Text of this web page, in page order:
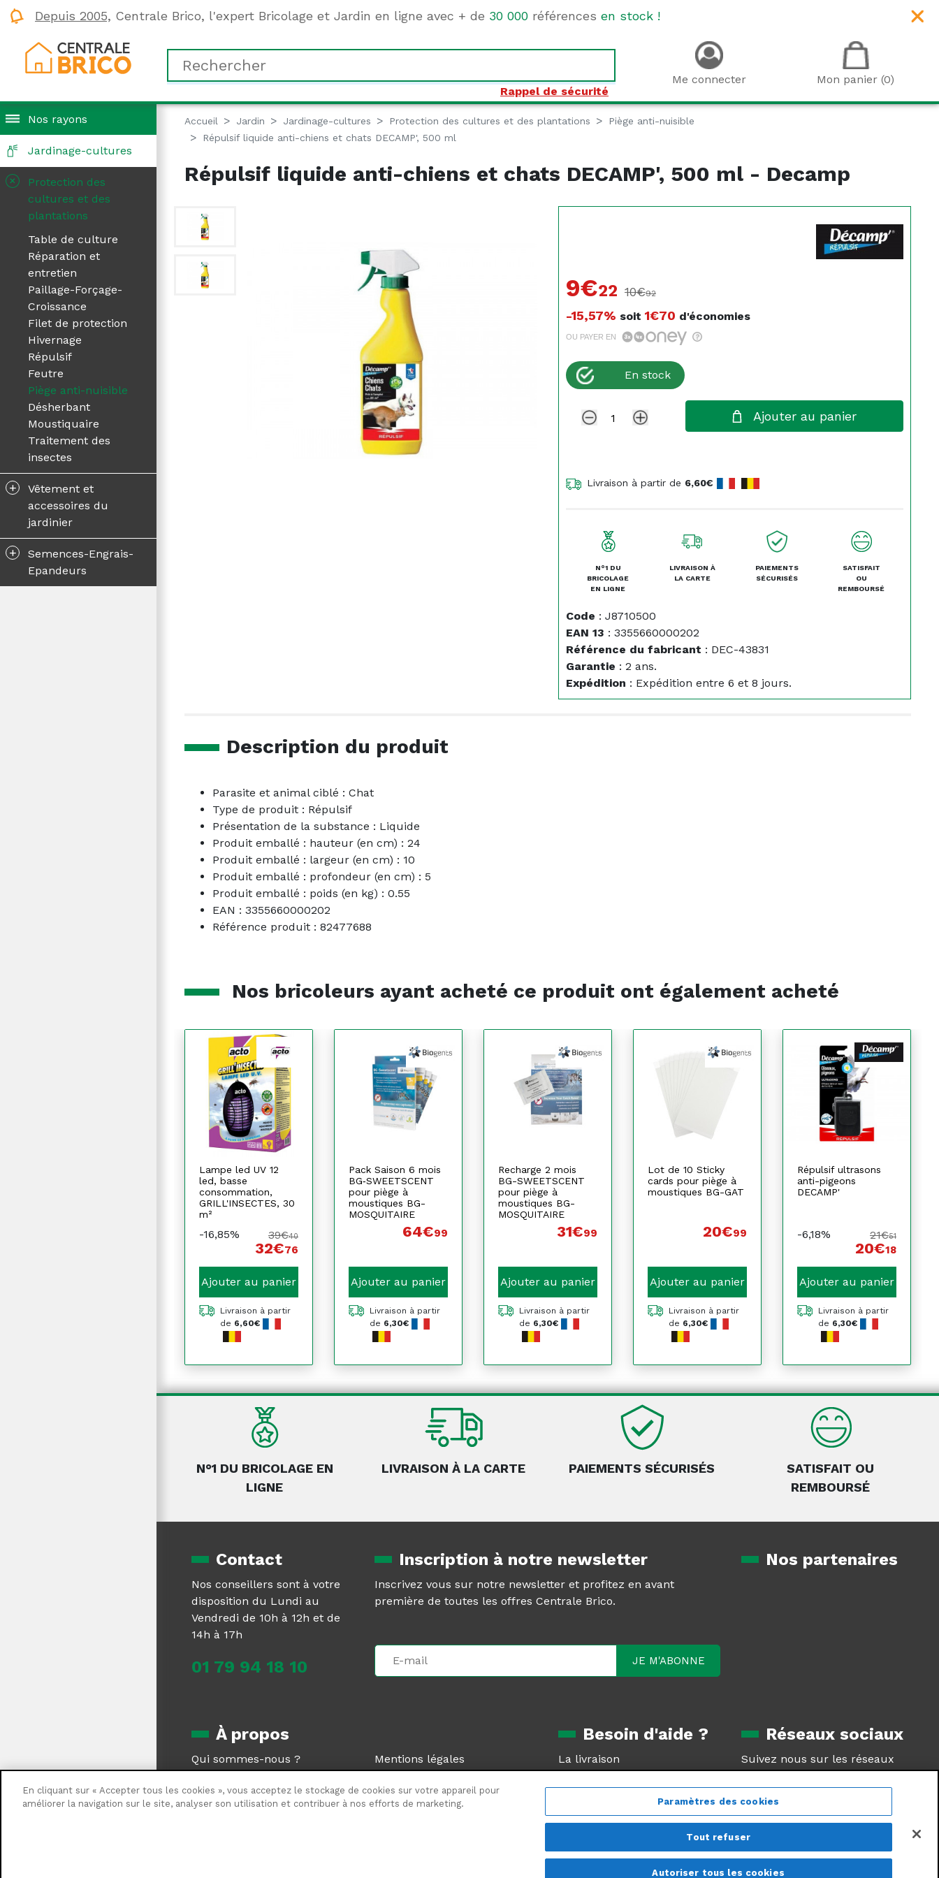
Depuis 2005, Centrale Brico, l'expert Bricolage et Jardin en ligne avec + de 30 000 références en stock !
Rappel de sécurité
Me connecter Mon panier (0)
Nos rayons
Jardinage-cultures
+
Protection des
cultures et des
plantations
Table de culture
Réparation et
entretien
Paillage-Forçage-
Croissance
Filet de protection
Hivernage
Répulsif
Feutre
Piège anti-nuisible
Désherbant
Moustiquaire
Traitement des
insectes
+
Vêtement et
accessoires du
jardinier
+
Semences-Engrais-
Epandeurs
Accueil Jardin Jardinage-cultures Protection des cultures et des plantations
Piège anti-nuisible
Répulsif liquide anti-chiens et chats DECAMP', 500 ml
Répulsif liquide anti-chiens et chats DECAMP', 500 ml - Decamp
9€22 10€92
-15,57% soit 1€70 d'économies
OU PAYER EN
En stock
Ajouter au panier
Livraison à partir de 6,60€
N°1 DU
BRICOLAGE
EN LIGNE
LIVRAISON À
LA CARTE
PAIEMENTS
SÉCURISÉS
SATISFAIT
OU
REMBOURSÉ
Code : J8710500
EAN 13 : 3355660000202
Référence du fabricant : DEC-43831
Garantie : 2 ans.
Expédition : Expédition entre 6 et 8 jours.
Description du produit
Parasite et animal ciblé : Chat
Type de produit : Répulsif
Présentation de la substance : Liquide
Produit emballé : hauteur (en cm) : 24
Produit emballé : largeur (en cm) : 10
Produit emballé : profondeur (en cm) : 5
Produit emballé : poids (en kg) : 0.55
EAN : 3355660000202
Référence produit : 82477688
Nos bricoleurs ayant acheté ce produit ont également acheté
Lampe led UV 12
led, basse
consommation,
GRILL'INSECTES, 30
m²
-16,85% 39€40
32€76
Ajouter au panier
Livraison à partir
de 6,60€
Pack Saison 6 mois
BG‐SWEETSCENT
pour piège à
moustiques BG-
MOSQUITAIRE
64€99
Ajouter au panier
Livraison à partir
de 6,30€
Recharge 2 mois
BG-SWEETSCENT
pour piège à
moustiques BG-
MOSQUITAIRE
31€99
Ajouter au panier
Livraison à partir
de 6,30€
Lot de 10 Sticky
cards pour piège à
moustiques BG-GAT
20€99
Ajouter au panier
Livraison à partir
de 6,30€
Répulsif ultrasons
anti-pigeons
DECAMP'
-6,18% 21€51
20€18
Ajouter au panier
Livraison à partir
de 6,30€
N°1 DU BRICOLAGE EN
LIGNE
LIVRAISON À LA CARTE PAIEMENTS SÉCURISÉS
SATISFAIT OU
REMBOURSÉ
Contact
Nos conseillers sont à votre
disposition du Lundi au
Vendredi de 10h à 12h et de
14h à 17h
01 79 94 18 10
Inscription à notre newsletter
Inscrivez vous sur notre newsletter et profitez en avant
première de toutes les offres Centrale Brico.
Nos partenaires
À propos
Qui sommes-nous ?
Magazine
Centrale Brico recrute
Nous contacter
Mentions légales
CGV
Plan du site
Plan de site produits
Besoin d'aide ?
La livraison
Le retour produit
SAV et garantie
Foire aux questions
Réseaux sociaux
Suivez nous sur les réseaux
sociaux
En cliquant sur « Accepter tous les cookies », vous acceptez le stockage de cookies sur votre appareil pour
améliorer la navigation sur le site, analyser son utilisation et contribuer à nos efforts de marketing.
Paramètres des cookies
Tout refuser
Autoriser tous les cookies